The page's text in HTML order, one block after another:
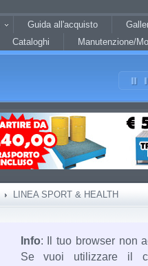
Guida all'acquisto
Cataloghi Manutenzione/
LINEA SPORT & HEALTH
Info: Il tuo browser non
Se vuoi utilizzare il